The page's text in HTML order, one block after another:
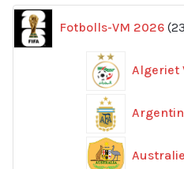
Fotbolls-VM 2026
Algeriet